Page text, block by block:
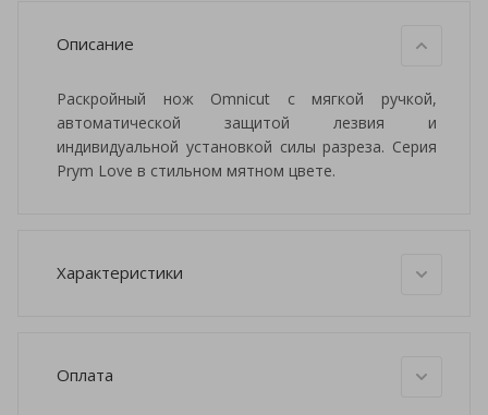
Описание
Раскройный нож Omnicut с мягкой ручкой,
автоматической защитой лезвия и
индивидуальной установкой силы разреза. Серия
Prym Love в стильном мятном цвете.
Характеристики
Оплата